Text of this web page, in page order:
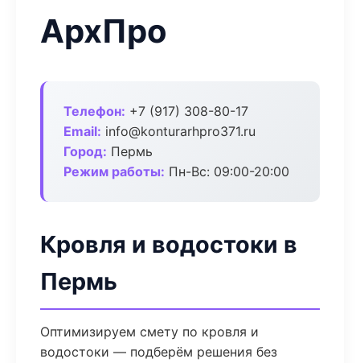
АрхПро
Телефон: +7 (917) 308-80-17
Email: info@konturarhpro371.ru
Город: Пермь
Режим работы: Пн-Вс: 09:00-20:00
Кровля и водостоки в
Пермь
Оптимизируем смету по кровля и
водостоки — подберём решения без